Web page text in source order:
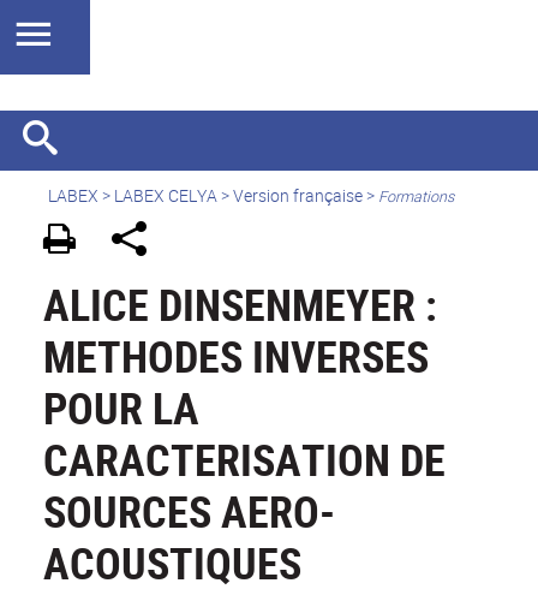
LABEX > LABEX CELYA>Version française> Formations
ALICE DINSENMEYER :
METHODES INVERSES
POUR LA
CARACTERISATION DE
SOURCES AERO-
ACOUSTIQUES